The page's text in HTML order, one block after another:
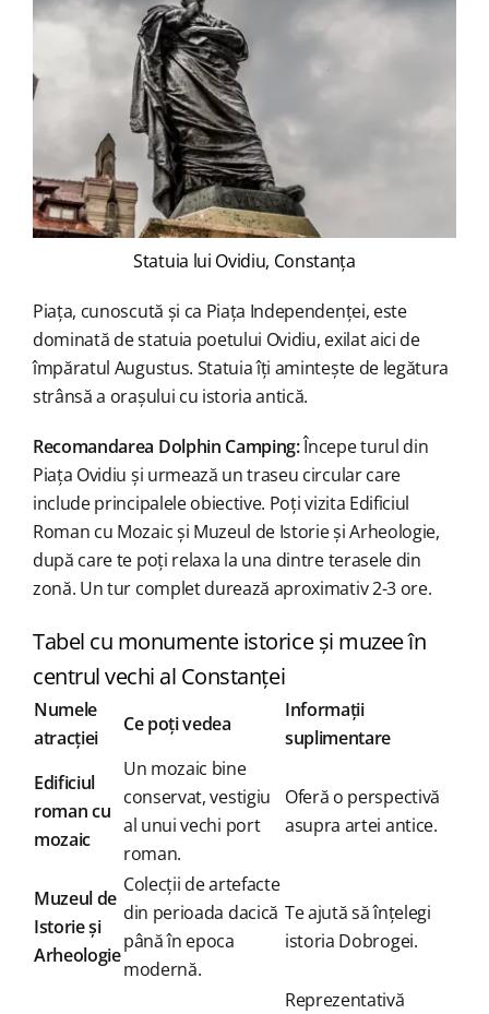
Statuia lui Ovidiu, Constanța
Piața, cunoscută și ca Piața Independenței, este
dominată de statuia poetului Ovidiu, exilat aici de
împăratul Augustus. Statuia îți amintește de legătura
strânsă a orașului cu istoria antică.
Recomandarea Dolphin Camping:Începe turul din
Piața Ovidiu și urmează un traseu circular care
include principalele obiective. Poți vizita Edificiul
Roman cu Mozaic și Muzeul de Istorie și Arheologie,
după care te poți relaxa la una dintre terasele din
zonă. Un tur complet durează aproximativ 2-3 ore.
Tabel cu monumente istorice și muzee în
centrul vechi al Constanței
Numele
atracției
Ce poți vedea
Informații
suplimentare
Edificiul
roman cu
mozaic
Un mozaic bine
conservat, vestigiu
al unui vechi port
roman.
Oferă o perspectivă
asupra artei antice.
Muzeul de
Istorie și
Arheologie
Colecții de artefacte
din perioada dacică
până în epoca
modernă.
Te ajută să înțelegi
istoria Dobrogei.
Reprezentativă